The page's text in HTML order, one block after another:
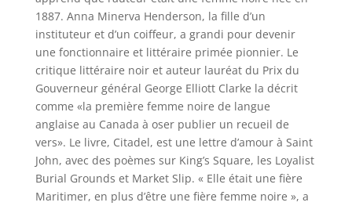
1887. Anna Minerva Henderson, la fille d’un
instituteur et d’un coiffeur, a grandi pour devenir
une fonctionnaire et littéraire primée pionnier. Le
critique littéraire noir et auteur lauréat du Prix du
Gouverneur général George Elliott Clarke la décrit
comme «la première femme noire de langue
anglaise au Canada à oser publier un recueil de
vers». Le livre, Citadel, est une lettre d’amour à Saint
John, avec des poèmes sur King’s Square, les Loyalist
Burial Grounds et Market Slip. « Elle était une fière
Maritimer, en plus d’être une fière femme noire », a